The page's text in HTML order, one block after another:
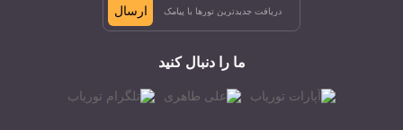
ارسال
ما را دنبال کنید